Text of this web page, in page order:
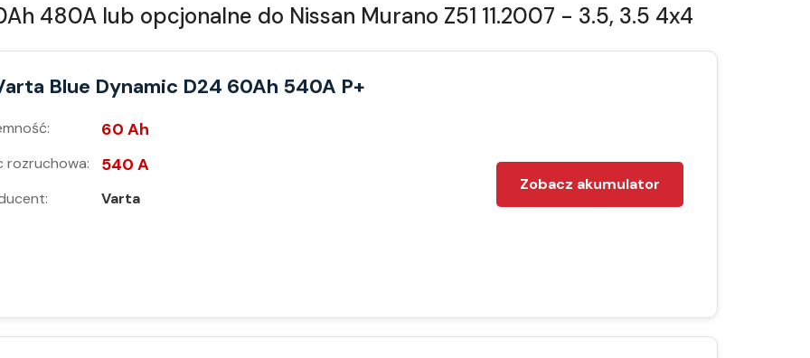
480A lub opcjonalne do Nissan Murano Z51 11.2007 - 3.5, 3.5 4x4
Blue Dynamic D24 60Ah 540A P+
60 Ah
rozruchowa: 540 A
Varta
Zobacz akumulator